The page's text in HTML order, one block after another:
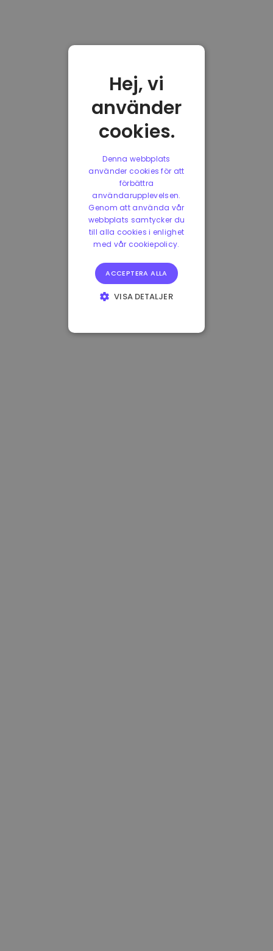
Hej, vi
använder
cookies.
Denna webbplats
använder cookies för att
förbättra
användarupplevelsen.
Genom att använda vår
webbplats samtycker du
till alla cookies i enlighet
med vår cookiepolicy.
ACCEPTERA ALLA
VISA DETALJER